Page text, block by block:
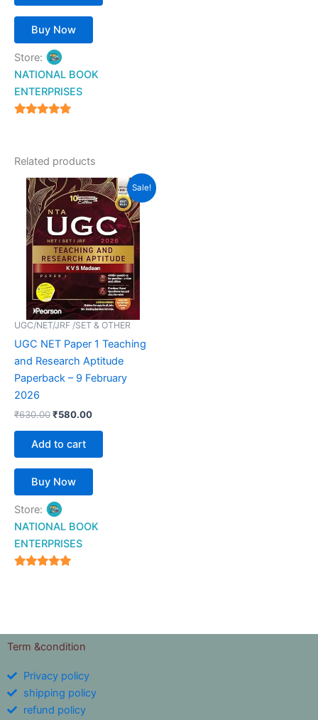
Buy Now
Store:
NATIONAL BOOK
ENTERPRISES
Related products
Sale!
UGC/NET/JRF /SET & OTHER
UGC NET Paper 1 Teaching
and Research Aptitude
Paperback – 9 February
2026
₹630.00
Original
price
was:
₹630.00.
₹580.00
Current
price
is:
₹580.00.
Add to cart
Buy Now
Store:
NATIONAL BOOK
ENTERPRISES
Term &condition
Privacy policy
shipping policy
refund policy